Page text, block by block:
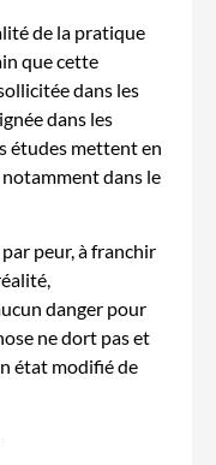
de la pratique
que cette
dans les
dans les
études mettent en
notamment dans le
peur, à franchir
danger pour
ne dort pas et
état modifié de